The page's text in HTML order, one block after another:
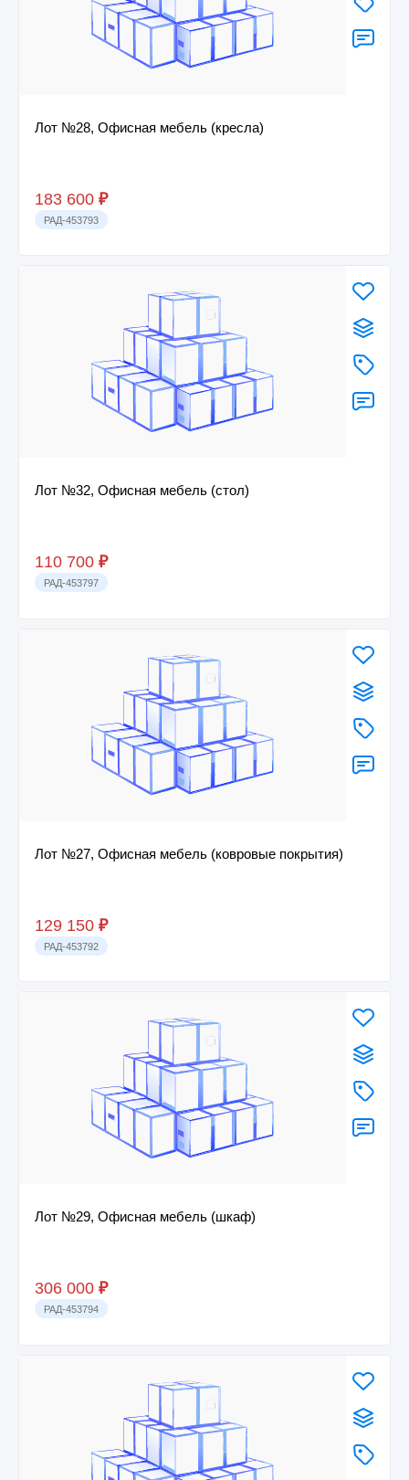
Лот №28, Офисная мебель (кресла)
183 600 ₽
РАД-453793
Лот №32, Офисная мебель (стол)
110 700 ₽
РАД-453797
Лот №27, Офисная мебель (ковровые покрытия)
129 150 ₽
РАД-453792
Лот №29, Офисная мебель (шкаф)
306 000 ₽
РАД-453794